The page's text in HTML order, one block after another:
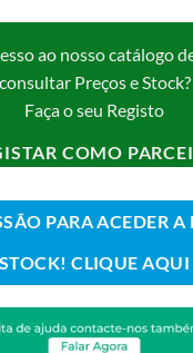
ao nosso catálogo
consultar Preços e Stock?
Faça o seu Registo
COMO
PARA ACEDER A
STOCK! CLIQUE AQUI